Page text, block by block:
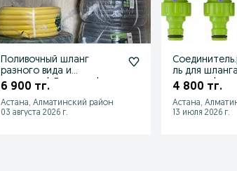
Поливочный шланг
разного вида и
диаметра! Доставка!
6 900 тг.
Астана, Алматинский район
03 августа 2026 г.
ль для
для сада!
4 800 тг.
Астана,
13 июля 2026 г.